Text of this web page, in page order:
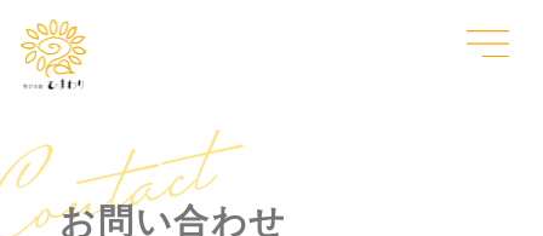
お問い合わせ